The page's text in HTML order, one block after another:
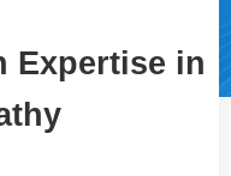
Expertise in